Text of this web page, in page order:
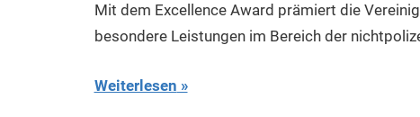
Mit dem Excellence Award prämiert die
besondere Leistungen im Bereich der
Weiterlesen